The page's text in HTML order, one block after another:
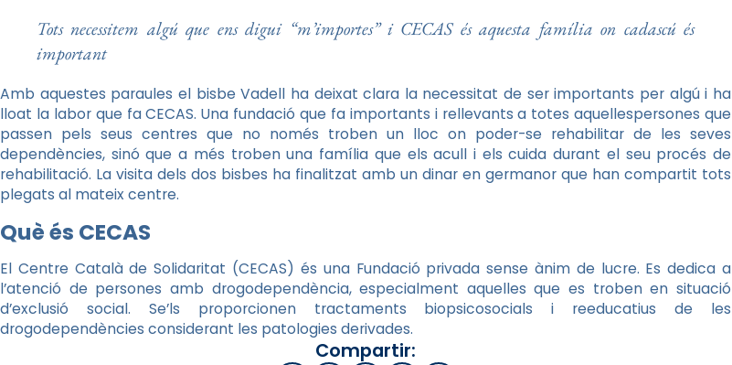
Tots necessitem algú que ens digui “m’importes” i CECAS és aquesta família on cadascú és
important
Amb aquestes paraules el bisbe Vadell ha deixat clara la necessitat de ser importants per algú i ha
lloat la labor que fa CECAS. Una fundació que fa importants i rellevants a totes aquellespersones que
passen pels seus centres que no només troben un lloc on poder-se rehabilitar de les seves
dependències, sinó que a més troben una família que els acull i els cuida durant el seu procés de
rehabilitació. La visita dels dos bisbes ha finalitzat amb un dinar en germanor que han compartit tots
plegats al mateix centre.
Què és CECAS
El Centre Català de Solidaritat (CECAS) és una Fundació privada sense ànim de lucre. Es dedica a
l’atenció de persones amb drogodependència, especialment aquelles que es troben en situació
d’exclusió social. Se’ls proporcionen tractaments biopsicosocials i reeducatius de les
drogodependències considerant les patologies derivades.
Compartir: